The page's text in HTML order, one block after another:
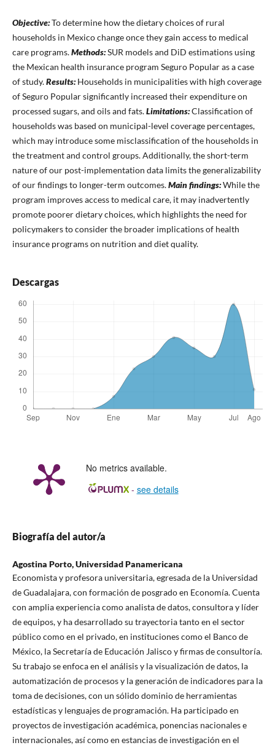
Objective:To determine how the dietary choices of rural
households in Mexico change once they gain access to medical
care programs.Methods:SUR models and DiD estimations using
the Mexican health insurance program Seguro Popular as a case
of study.Results: Households in municipalities with high coverage
of Seguro Popular significantly increased their expenditure on
processed sugars, and oils and fats.Limitations:Classification of
households was based on municipal-level coverage percentages,
which may introduce some misclassification of the households in
the treatment and control groups. Additionally, the short-term
nature of our post-implementation data limits the generalizability
of our findings to longer-term outcomes.Main findings:While the
program improves access to medical care, it may inadvertently
promote poorer dietary choices, which highlights the need for
policymakers to consider the broader implications of health
insurance programs on nutrition and diet quality.
Descargas
No metrics available.
- see details
Biografía del autor/a
Agostina Porto,Universidad Panamericana
Economista y profesora universitaria, egresada de la Universidad
de Guadalajara, con formación de posgrado en Economía. Cuenta
con amplia experiencia como analista de datos, consultora y líder
de equipos, y ha desarrollado su trayectoria tanto en el sector
público como en el privado, en instituciones como el Banco de
México, la Secretaría de Educación Jalisco y firmas de consultoría.
Su trabajo se enfoca en el análisis y la visualización de datos, la
automatización de procesos y la generación de indicadores para la
toma de decisiones, con un sólido dominio de herramientas
estadísticas y lenguajes de programación. Ha participado en
proyectos de investigación académica, ponencias nacionales e
internacionales, así como en estancias de investigación en el